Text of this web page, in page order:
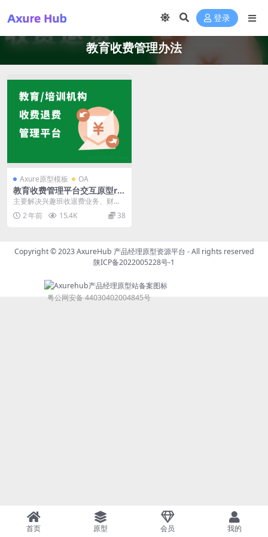
登录
教育收费管理办法
Axure原型模板 OA
教育收费管理平台交互原型rp
源文件（标准后台原型设计PR
D文档）
主要解决兴趣班收退费业务、财务
结算业务。主体功能包含以下模
块： 员工PC端：教务...
2 年前 15.4K 38
Copyright © 2023AxureHub 产品经理原型资源平台 - All rights reserved
陕ICP备2022005228号-1
粤公网安备 44030402004845号
首页 原型 会员 我的